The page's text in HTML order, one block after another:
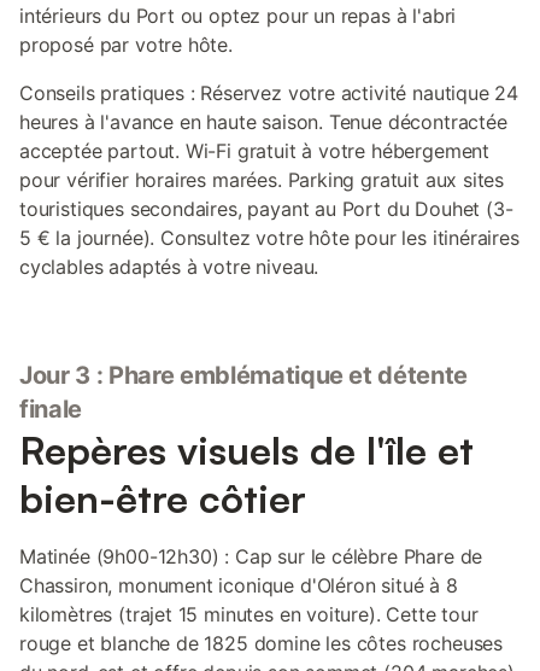
intérieurs du Port ou optez pour un repas à l'abri
proposé par votre hôte.
Conseils pratiques : Réservez votre activité nautique 24
heures à l'avance en haute saison. Tenue décontractée
acceptée partout. Wi-Fi gratuit à votre hébergement
pour vérifier horaires marées. Parking gratuit aux sites
touristiques secondaires, payant au Port du Douhet (3-
5 € la journée). Consultez votre hôte pour les itinéraires
cyclables adaptés à votre niveau.
Jour 3 : Phare emblématique et détente
finale
Repères visuels de l'île et
bien-être côtier
Matinée (9h00-12h30) : Cap sur le célèbre Phare de
Chassiron, monument iconique d'Oléron situé à 8
kilomètres (trajet 15 minutes en voiture). Cette tour
rouge et blanche de 1825 domine les côtes rocheuses